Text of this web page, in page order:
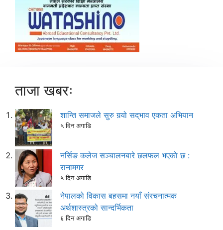
ताजा खबरः
शान्ति समाजले सुरु गर्‍यो सद्‌भाव एकता अभियान
५ दिन अगाडि
नर्सिङ कलेज सञ्चालनबारे छलफल भएकाे छ :
रानामगर
५ दिन अगाडि
नेपालको विकास बहसमा नयाँ संरचनात्मक
अर्थशास्त्रको सान्दर्भिकता
६ दिन अगाडि